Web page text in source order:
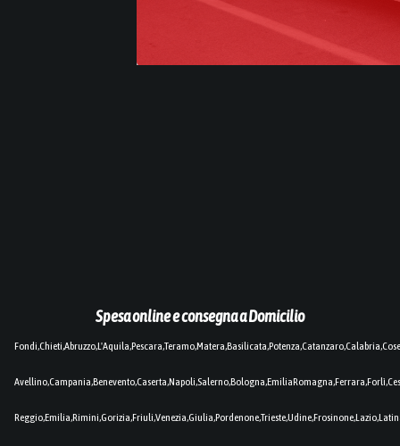
Spesa online e consegna a Domicilio